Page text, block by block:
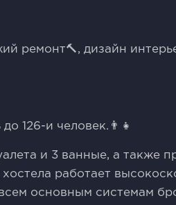
ремонт🔨, дизайн
126-и человек.👨‍👧
и 3 ванные, а также
работает
основным системам